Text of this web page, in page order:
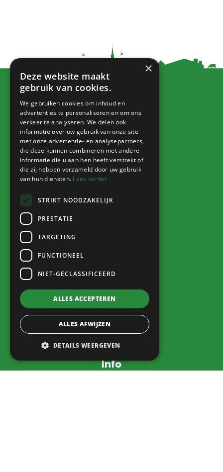
Blijf op de hoogte!
Jitske van der Gaast
fotografie
Voorzieningen
Bedrijven
Dorpsbelang
Contact
Info
×
Deze website maakt
gebruik van cookies.
We gebruiken cookies om inhoud en
advertenties te personaliseren en om ons
verkeer te analyseren. We delen ook
informatie over uw gebruik van onze site
met onze advertentie- en analysepartners,
die deze kunnen combineren met andere
informatie die u aan hen heeft verstrekt of
die zij hebben verzameld door uw gebruik
van hun diensten. Lees verder
STRIKT NOODZAKELIJK
PRESTATIE
TARGETING
FUNCTIONEEL
NIET-GECLASSIFICEERD
ALLES ACCEPTEREN
ALLES AFWIJZEN
DETAILS WEERGEVEN